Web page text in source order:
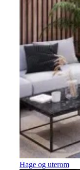
Hage og uterom